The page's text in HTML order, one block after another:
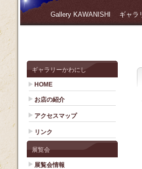
Gallery KAWANISHI ギャラ
ギャラリーかわにし
HOME
お店の紹介
アクセスマップ
リンク
展覧会
展覧会情報